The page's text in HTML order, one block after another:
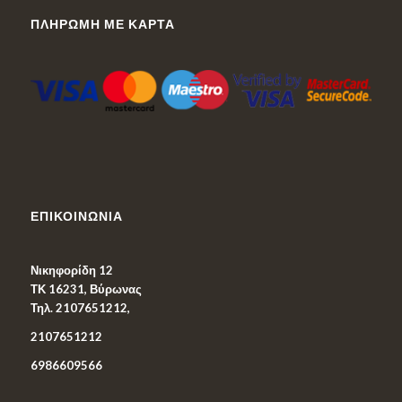
ΠΛΗΡΩΜΉ ΜΕ ΚΆΡΤΑ
ΕΠΙΚΟΙΝΩΝΊΑ
Νικηφορίδη 12
ΤΚ 16231, Βύρωνας
Τηλ. 2107651212,
2107651212
6986609566